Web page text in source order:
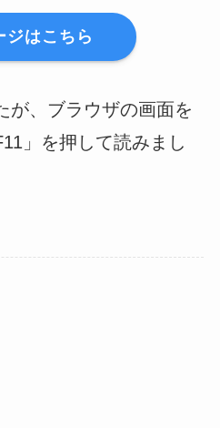
ジはこちら
が、ブラウザの画面を
」を押して読みまし